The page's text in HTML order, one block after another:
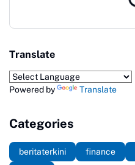
Translate
Powered by Translate
Categories
beritaterkini finance